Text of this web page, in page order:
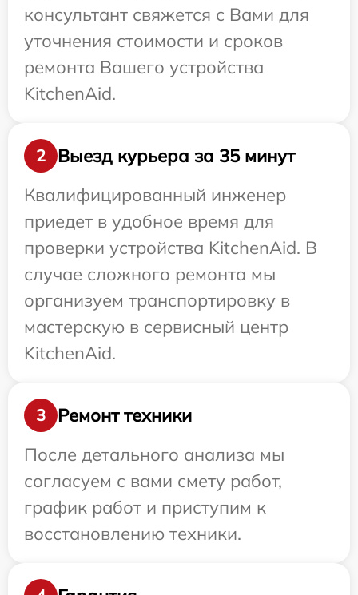
консультант свяжется с Вами для
уточнения стоимости и сроков
ремонта Вашего устройства
KitchenAid.
2
Выезд курьера за 35 минут
Квалифицированный инженер
приедет в удобное время для
проверки устройства KitchenAid. В
случае сложного ремонта мы
организуем транспортировку в
мастерскую в сервисный центр
KitchenAid.
3
Ремонт техники
После детального анализа мы
согласуем с вами смету работ,
график работ и приступим к
восстановлению техники.